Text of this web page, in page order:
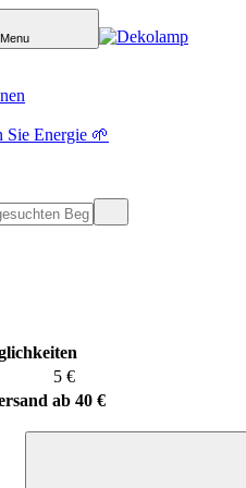
Menu
Sie Energie 🌱
5 €
ab 40 €